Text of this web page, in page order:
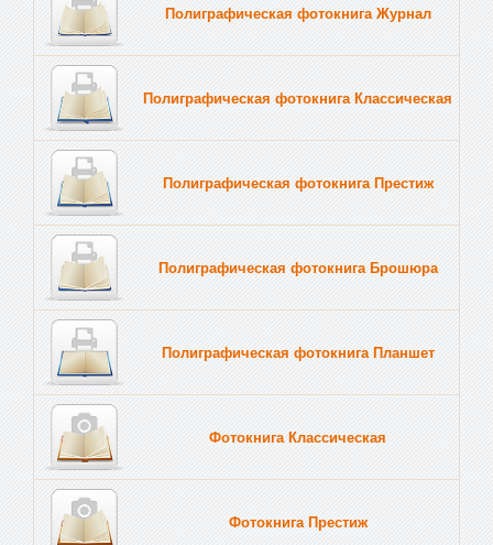
Полиграфическая фотокнига Журнал
Полиграфическая фотокнига Классическая
Полиграфическая фотокнига Престиж
Полиграфическая фотокнига Брошюра
Полиграфическая фотокнига Планшет
Фотокнига Классическая
Фотокнига Престиж